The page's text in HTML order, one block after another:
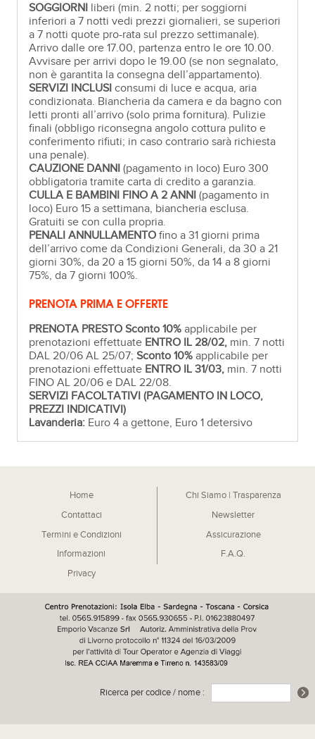
SOGGIORNI liberi (min. 2 notti; per soggiorni
inferiori a 7 notti vedi prezzi giornalieri, se superiori
a 7 notti quote pro-rata sul prezzo settimanale).
Arrivo dalle ore 17.00, partenza entro le ore 10.00.
Avvisare per arrivi dopo le 19.00 (se non segnalato,
non è garantita la consegna dell’appartamento).
SERVIZI INCLUSI consumi di luce e acqua, aria
condizionata. Biancheria da camera e da bagno con
letti pronti all’arrivo (solo prima fornitura). Pulizie
finali (obbligo riconsegna angolo cottura pulito e
conferimento rifiuti; in caso contrario sarà richiesta
una penale).
CAUZIONE DANNI (pagamento in loco) Euro 300
obbligatoria tramite carta di credito a garanzia.
CULLA E BAMBINI FINO A 2 ANNI (pagamento in
loco) Euro 15 a settimana, biancheria esclusa.
Gratuiti se con culla propria.
PENALI ANNULLAMENTO fino a 31 giorni prima
dell’arrivo come da Condizioni Generali, da 30 a 21
giorni 30%, da 20 a 15 giorni 50%, da 14 a 8 giorni
75%, da 7 giorni 100%.
PRENOTA PRIMA E OFFERTE
PRENOTA PRESTO Sconto 10% applicabile per
prenotazioni effettuate ENTRO IL 28/02, min. 7 notti
DAL 20/06 AL 25/07;Sconto 10% applicabile per
prenotazioni effettuate ENTRO IL 31/03, min. 7 notti
FINO AL 20/06 e DAL 22/08.
SERVIZI FACOLTATIVI (PAGAMENTO IN LOCO,
PREZZI INDICATIVI)
Lavanderia: Euro 4 a gettone, Euro 1 detersivo
Home
Chi Siamo | Trasparenza
Contattaci
Newsletter
Termini e Condizioni
Assicurazione
Informazioni
F.A.Q.
Privacy
Ricerca per codice / nome :